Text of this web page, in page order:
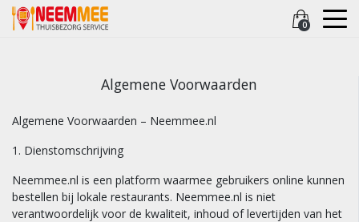
0
Algemene Voorwaarden
Algemene Voorwaarden – Neemmee.nl
1. Dienstomschrijving
Neemmee.nl is een platform waarmee gebruikers online kunnen
bestellen bij lokale restaurants. Neemmee.nl is niet
verantwoordelijk voor de kwaliteit, inhoud of levertijden van het